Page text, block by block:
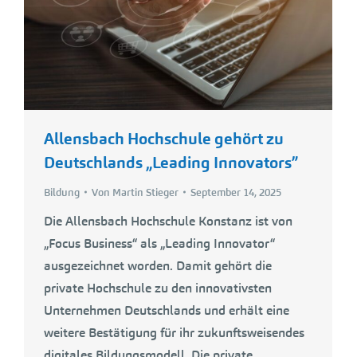
Allensbach Hochschule gehört zu
Deutschlands „Leading Innovators”
Bildung Von Martin Stieger September 14, 2025
Die Allensbach Hochschule Konstanz ist von
„Focus Business“ als „Leading Innovator“
ausgezeichnet worden. Damit gehört die
private Hochschule zu den innovativsten
Unternehmen Deutschlands und erhält eine
weitere Bestätigung für ihr zukunftsweisendes